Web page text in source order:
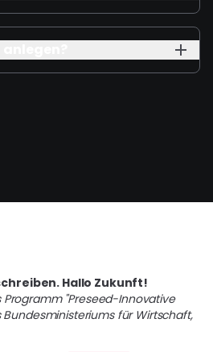
Hallo Zukunft!
"Preseed-Innovative
für Wirtschaft,